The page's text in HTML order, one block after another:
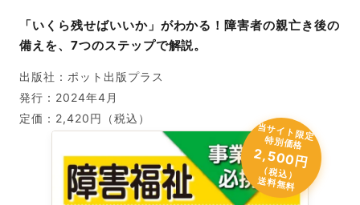
「いくら残せばいいか」がわかる！障害者の親亡き後の
備えを、7つのステップで解説。
出版社：ポット出版プラス
発行：2024年4月
定価：2,420円（税込）
当
サ
イ
ト
限
定
特
別
価
格
2,500円
（税込）
送料無料